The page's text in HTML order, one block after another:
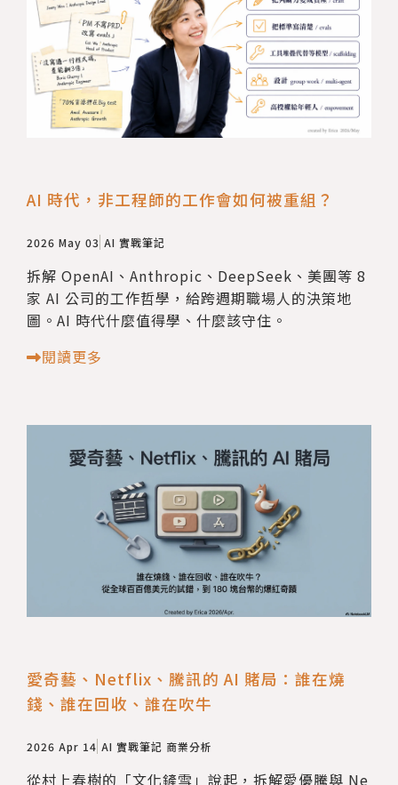
AI 時代，非工程師的工作會如何被重組？
2026 May 03 AI 實戰筆記
拆解 OpenAI、Anthropic、DeepSeek、美團等 8
家 AI 公司的工作哲學，給跨週期職場人的決策地
圖。AI 時代什麼值得學、什麼該守住。
閱讀更多
愛奇藝、Netflix、騰訊的 AI 賭局：誰在燒
錢、誰在回收、誰在吹牛
2026 Apr 14 AI 實戰筆記 商業分析
從村上春樹的「文化鏟雪」說起，拆解愛優騰與 Ne